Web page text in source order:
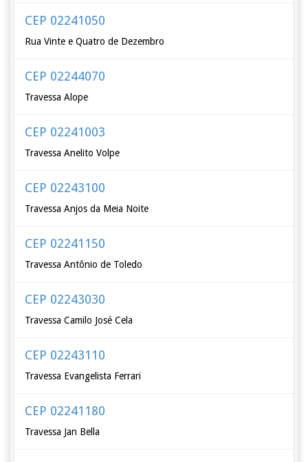
CEP 02241050
Rua Vinte e Quatro de Dezembro
CEP 02244070
Travessa Alope
CEP 02241003
Travessa Anelito Volpe
CEP 02243100
Travessa Anjos da Meia Noite
CEP 02241150
Travessa Antônio de Toledo
CEP 02243030
Travessa Camilo José Cela
CEP 02243110
Travessa Evangelista Ferrari
CEP 02241180
Travessa Jan Bella